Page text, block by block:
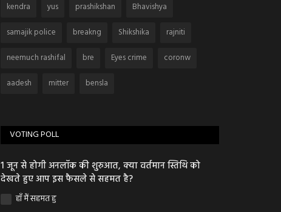
kendra yus prashikshan
Bhavishya
samajik police
breakng Shikshika
rajniti
neemuch rashifal
bre Eyes crime
coronw
aadesh
mitter bensla
VOTING POLL
1 जून से होगी अनलॉक की शुरुआत, क्या वर्तमान स्तिथि को
देखते हुए आप इस फैसले से सहमत है?
हाँ मैं सहमत हु